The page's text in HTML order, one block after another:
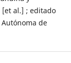
al.] ; editado
de